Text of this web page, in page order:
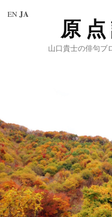
ッ
プ
原
山口貴士の俳句ブ
EN JA